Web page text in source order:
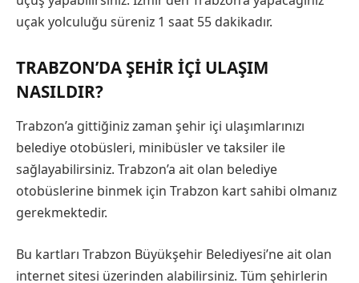
uçak yolculuğu süreniz 1 saat 55 dakikadır.
TRABZON’DA ŞEHIR İÇI ULAŞIM
NASILDIR?
Trabzon’a gittiğiniz zaman şehir içi ulaşımlarınızı
belediye otobüsleri, minibüsler ve taksiler ile
sağlayabilirsiniz. Trabzon’a ait olan belediye
otobüslerine binmek için Trabzon kart sahibi olmanız
gerekmektedir.
Bu kartları Trabzon Büyükşehir Belediyesi’ne ait olan
internet sitesi üzerinden alabilirsiniz. Tüm şehirlerin